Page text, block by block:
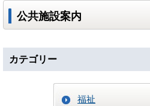
公共施設案内
カテゴリー
福祉